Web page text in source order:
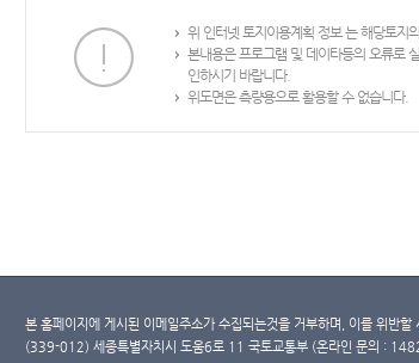
위 인터넷 토지이용계획 정보 는 해당토지
본내용은 프로그램 및 데이타등의 오류로
인하시기 바랍니다.
위도면은 측량용으로 활용할 수 없습니다.
본 홈페이지에 게시된 이메일주소가 수집되는것을 거부하며, 이를 위반
(339-012) 세종특별자치시 도움6로 11 국토교통부 (온라인 문의 :